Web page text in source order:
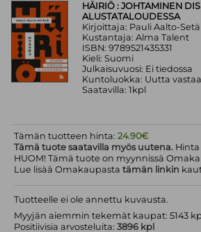
HÄIRIÖ : JOHTAMINEN
ALUSTATALOUDESSA
Kirjoittaja: Pauli Aalto-
Kustantaja: Alma Talent
ISBN: 9789521435331
Kieli: Suomi
Julkaisuvuosi: Ei tiedossa
Kuntoluokka: Uutta
Saatavilla: 1kpl
Tämän tuotteen hinta:24.90€
Tämä tuote saatavilla myös uutena.
HUOM! Tämä tuote on myynnissä
Lue lisää Omakaupastatämän linkin
Tuotteelle ei ole annettu kuvausta.
Myyjän aiemmin tekemät kaupat: 5143
Positiivisia arvosteluita:3896 kpl